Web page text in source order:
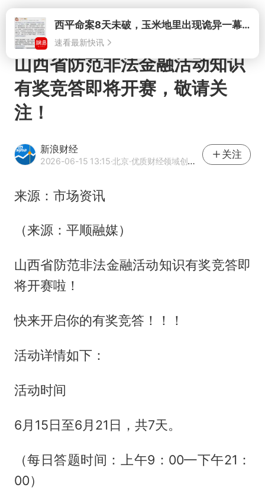
打开西平命案8天未破，玉米地里出现诡异一幕，我突然想起了欧金中
速看最新快讯
山西省防范非法金融活动知识
有奖竞答即将开赛，敬请关
注！
新浪财经
2026-06-15 13:15·北京·优质财经领域创作者
关注
来源：市场资讯
（来源：平顺融媒）
山西省防范非法金融活动知识有奖竞答即
将开赛啦！
快来开启你的有奖竞答！！！
活动详情如下：
活动时间
6月15日至6月21日，共7天。
（每日答题时间：上午9：00—下午21：
00）